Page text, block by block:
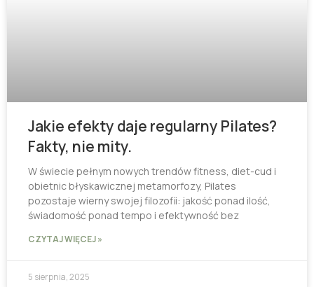
Jakie efekty daje regularny Pilates?
Fakty, nie mity.
W świecie pełnym nowych trendów fitness, diet-cud i
obietnic błyskawicznej metamorfozy, Pilates
pozostaje wierny swojej filozofii: jakość ponad ilość,
świadomość ponad tempo i efektywność bez
CZYTAJ WIĘCEJ »
5 sierpnia, 2025